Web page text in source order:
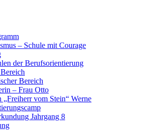
– Schule mit Courage
der Berufsorientierung
Bereich
– Frau Otto
„Freiherr vom Stein“ Werne
Jahrgang 8